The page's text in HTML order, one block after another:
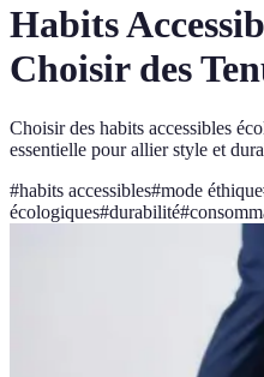
Habits
Choisir des
Choisir des habits accessibles
essentielle pour allier style et
#habits accessibles#mode éthique
écologiques#durabilité#